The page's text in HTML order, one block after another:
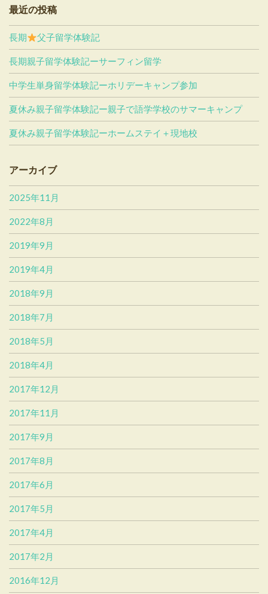
最近の投稿
長期 父子留学体験記
長期親子留学体験記ーサーフィン留学
中学生単身留学体験記ーホリデーキャンプ参加
夏休み親子留学体験記ー親子で語学学校のサマーキャンプ
夏休み親子留学体験記ーホームステイ＋現地校
アーカイブ
2025年11月
2022年8月
2019年9月
2019年4月
2018年9月
2018年7月
2018年5月
2018年4月
2017年12月
2017年11月
2017年9月
2017年8月
2017年6月
2017年5月
2017年4月
2017年2月
2016年12月